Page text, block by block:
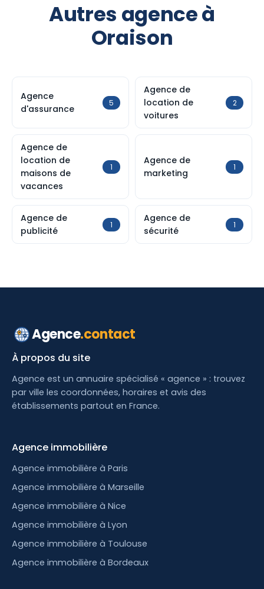
Autres agence à
Oraison
Agence
d'assurance
5
Agence de
location de
voitures
2
Agence de
location de
maisons de
vacances
1
Agence de
marketing
1
Agence de
publicité
1
Agence de
sécurité
1
Agence.contact
À propos du site
Agence est un annuaire spécialisé « agence » : trouvez
par ville les coordonnées, horaires et avis des
établissements partout en France.
Agence immobilière
Agence immobilière à Paris
Agence immobilière à Marseille
Agence immobilière à Nice
Agence immobilière à Lyon
Agence immobilière à Toulouse
Agence immobilière à Bordeaux